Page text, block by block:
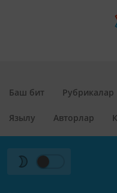
Баш бит Рубрикалар
Язылу Авторлар